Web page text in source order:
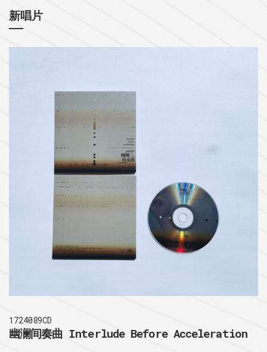
新唱片
1724089CD
幽澜间奏曲 Interlude Before Acceleration